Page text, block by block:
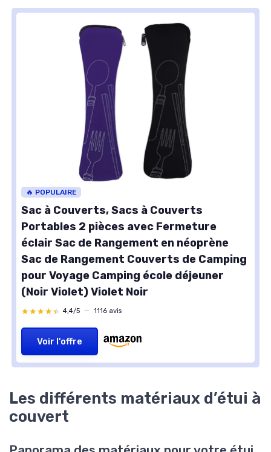
🔥 POPULAIRE
Sac à Couverts, Sacs à Couverts
Portables 2 pièces avec Fermeture
éclair Sac de Rangement en néoprène
Sac de Rangement Couverts de Camping
pour Voyage Camping école déjeuner
(Noir Violet) Violet Noir
★★★★★
★★★★★ 4,4/5 — 1116 avis
Voir l'offre
Les différents matériaux d’étui à
couvert